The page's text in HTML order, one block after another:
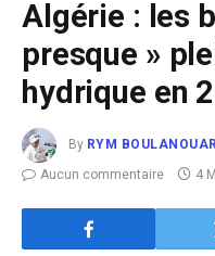
Algérie : les
presque »
hydrique en
By RYM BOULANOUAR
Aucun commentaire
4